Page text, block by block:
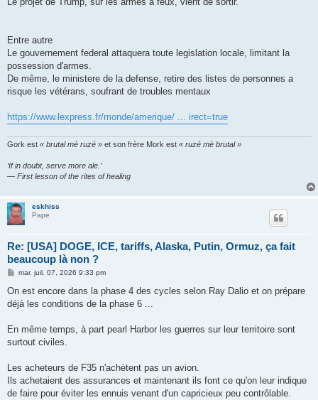
a
Entre autre
Le gouvernement federal attaquera toute legislation locale, limitant la
possession d'armes.
De même, le ministere de la defense, retire des listes de personnes a
risque les vétérans, soufrant de troubles mentaux
https://www.lexpress.fr/monde/amerique/ ... irect=true
Gork est « brutal mè ruzé » et son frère Mork est « ruzé mè brutal »
‘If in doubt, serve more ale.’
— First lesson of the rites of healing
eskhiss
Pape
Re: [USA] DOGE, ICE, tariffs, Alaska, Putin, Ormuz, ça fait
beaucoup là non ?
M
s
a
mar. juil. 07, 2026 9:33 pm
On est encore dans la phase 4 des cycles selon Ray Dalio et on prépare
déjà les conditions de la phase 6 ...
En même temps, à part pearl Harbor les guerres sur leur territoire sont
surtout civiles.
Les acheteurs de F35 n'achètent pas un avion.
Ils achetaient des assurances et maintenant ils font ce qu'on leur indique
de faire pour éviter les ennuis venant d'un capricieux peu contrôlable.